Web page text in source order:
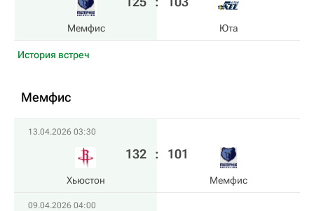
Мемфис Юта
История встреч
Мемфис
13.04.2026 03:30
Хьюстон
132 : 101
Мемфис
09.04.2026 04:00